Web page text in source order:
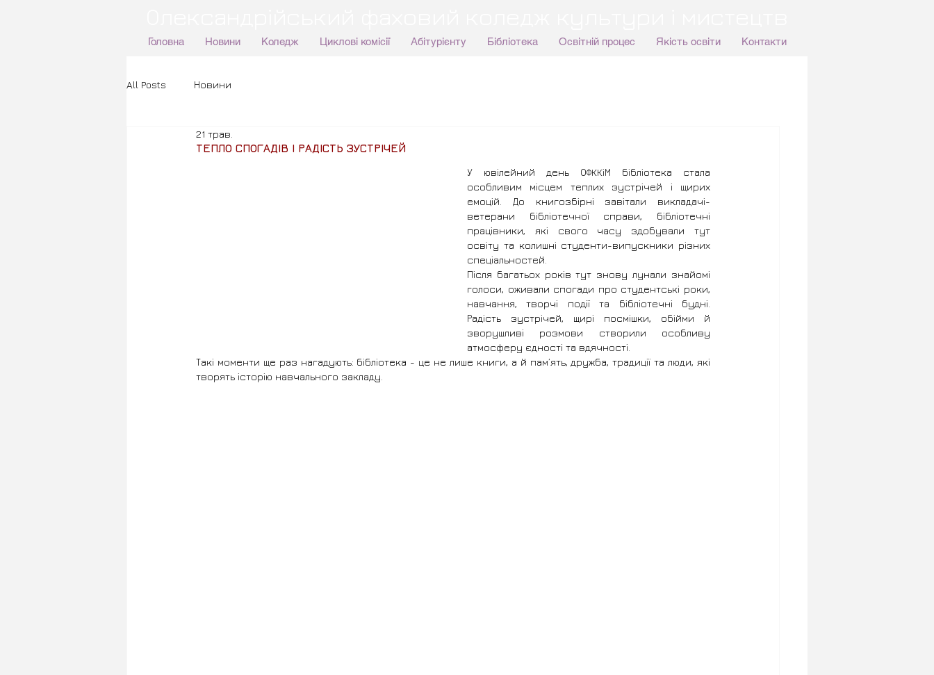
Головна Новини Коледж Циклові комісії Абітурієнту Бібліотека Освітній процес Якість освіти Контакти
All Posts Новини
ТЕПЛО СПОГАДІВ І РАДІСТЬ ЗУСТРІЧЕЙ
21 трав.
У ювілейний день ОФККіМ бібліотека стала
особливим місцем теплих зустрічей і щирих
емоцій. До книгозбірні завітали викладачі-
ветерани бібліотечної справи, бібліотечні
працівники, які свого часу здобували тут
освіту та колишні студенти-випускники різних
спеціальностей.
Після багатьох років тут знову лунали знайомі
голоси, оживали спогади про студентські роки,
навчання, творчі події та бібліотечні будні.
Радість зустрічей, щирі посмішки, обійми й
зворушливі розмови створили особливу
атмосферу єдності та вдячності.
Такі моменти ще раз нагадують: бібліотека - це не лише книги, а й пам’ять, дружба, традиції та люди, які
творять історію навчального закладу.